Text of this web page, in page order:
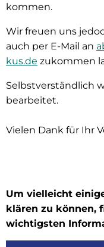
kommen.
Wir freuen uns
auch per E-Mail an
kus.de zukommen
Selbstverständlich
bearbeitet.
Vielen Dank für Ihr
Um vielleicht
klären zu können,
wichtigsten